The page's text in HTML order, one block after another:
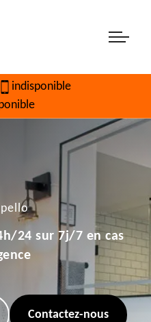
indisponible
24 sur 7j/7 en cas
Contactez-nous